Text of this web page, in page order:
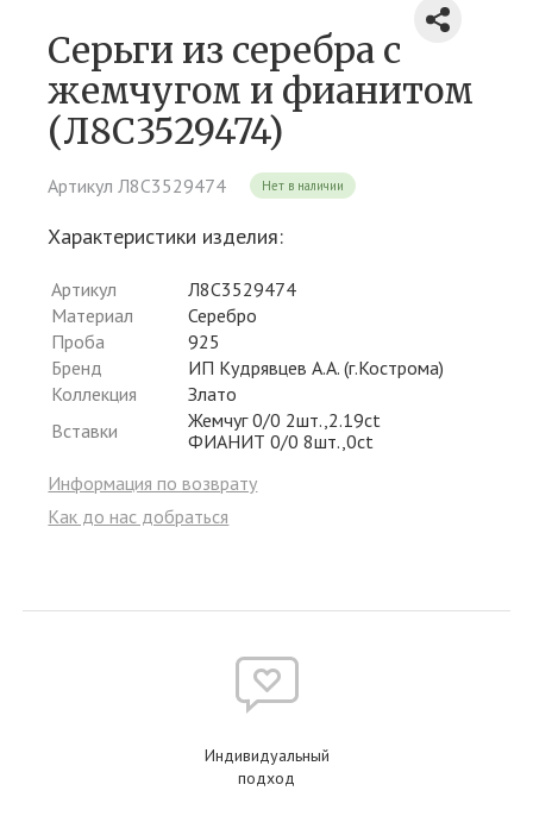
Серьги из серебра c
жемчугом и фианитом
(Л8С3529474)
Артикул Л8С3529474 Нет в наличии
Характеристики изделия:
Артикул
Л8С3529474
Материал
Серебро
Проба
925
Бренд
ИП Кудрявцев А.А. (г.Кострома)
Коллекция
Злато
Вставки
Жемчуг 0/0 2шт.,2.19ct
ФИАНИТ 0/0 8шт.,0ct
Информация по возврату
Как до нас добраться
Индивидуальный
подход